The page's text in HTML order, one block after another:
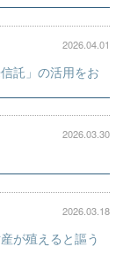
2026.04.01
託」の活用をお
2026.03.30
2026.03.18
が殖えると謳う